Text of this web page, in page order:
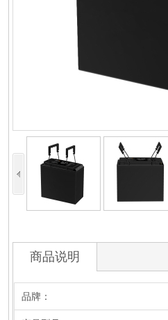
商品说明
品牌：